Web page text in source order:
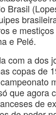
Brasil
e
e Pelé.
com a dos
copas de
que agora
de